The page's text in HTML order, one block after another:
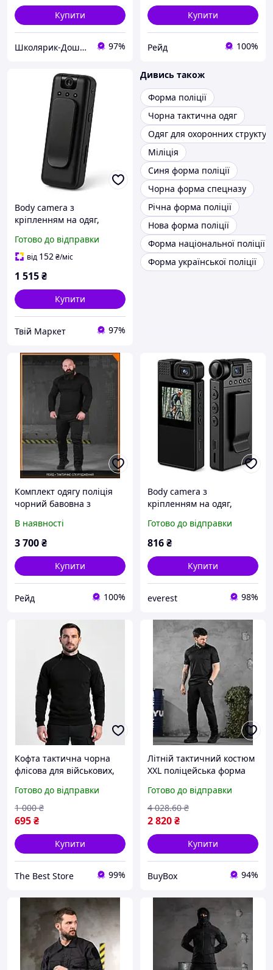
Купити
Школярик-Дошколярик 97%
Купити
Рейд 100%
Body camera з
кріпленням на одяг,
поліції, Нагрудна камера
відеоспостереження DX-
Готово до відправки
від 152₴/міс
1 515₴
Купити
Твій Маркет 97%
Дивись також
Форма поліції
Чорна тактична одяг
Одяг для охоронних структур
Міліція
Синя форма поліції
Чорна форма спецназу
Річна форма поліції
Нова форма поліції
Форма національної поліції
Форма української поліції
Комплект одягу поліція
чорний бавовна з
тактична для поліції та
силових структур
В наявності
3 700₴
Купити
Рейд 100%
Body camera з
кріпленням на одяг,
Портативна нагрудна
камера PE-66
Готово до відправки
816₴
Купити
everest 98%
Кофта тактична чорна
флісова для військових,
одяг
Готово до відправки
695₴
1 000 ₴
Купити
The Best Store 99%
Літній тактичний костюм
XXL поліцейська форма
комплект одягу для
поліції тактика
Готово до відправки
2 820₴
4 028.60 ₴
Купити
BuyBox 94%